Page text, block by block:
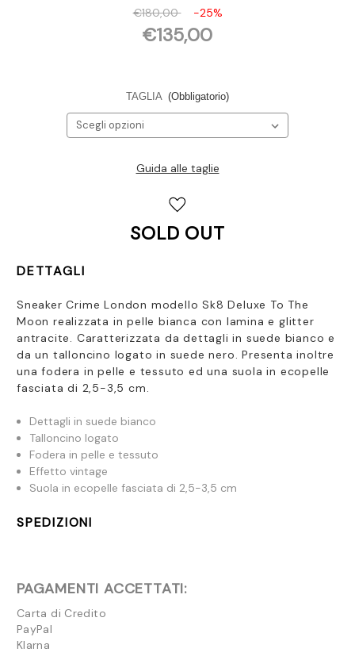
€180,00 -25%
€135,00
TAGLIA (Obbligatorio)
Guida alle taglie
SOLD OUT
DETTAGLI
Sneaker Crime London modello Sk8 Deluxe To The
Moon realizzata in pelle bianca con lamina e glitter
antracite. Caratterizzata da dettagli in suede bianco e
da un talloncino logato in suede nero. Presenta inoltre
una fodera in pelle e tessuto ed una suola in ecopelle
fasciata di 2,5-3,5 cm.
Dettagli in suede bianco
Talloncino logato
Fodera in pelle e tessuto
Effetto vintage
Suola in ecopelle fasciata di 2,5-3,5 cm
SPEDIZIONI
PAGAMENTI ACCETTATI:
Carta di Credito
PayPal
Klarna